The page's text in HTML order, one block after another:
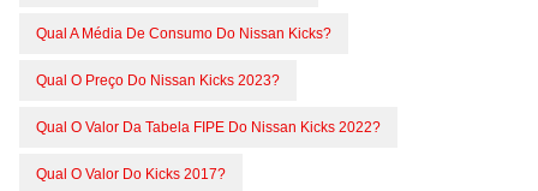
Qual A Média De Consumo Do Nissan Kicks?
Qual O Preço Do Nissan Kicks 2023?
Qual O Valor Da Tabela FIPE Do Nissan Kicks 2022?
Qual O Valor Do Kicks 2017?